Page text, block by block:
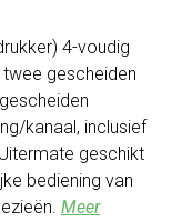
4-voudig
gescheiden
kanaal, inclusief
geschikt
bediening van
Meer